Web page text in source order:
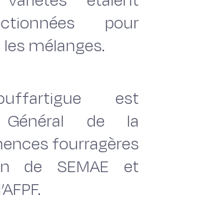
pour
mélanges.
est
Général de la
fourragères
de SEMAE et